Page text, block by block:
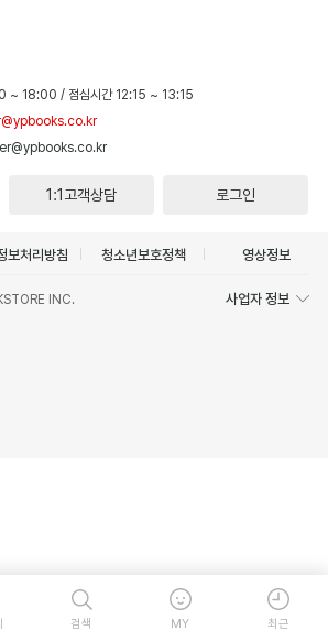
~ 18:00 / 점심시간 12:15 ~ 13:15
1:1고객상담 로그인
보처리방침 청소년보호정책 영상정보
INC. 사업자 정보
검색 MY 최근